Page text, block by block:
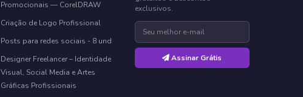
Promocionais — CorelDRAW
Criação de Logo Profissional
Posts para redes sociais - 8 und
Designer Freelancer – Identidade
Visual, Social Media e Artes
Gráficas Profissionais
exclusivos.
Assinar Grátis